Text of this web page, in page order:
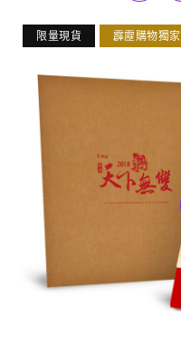
限量現貨 霹靂購物獨家